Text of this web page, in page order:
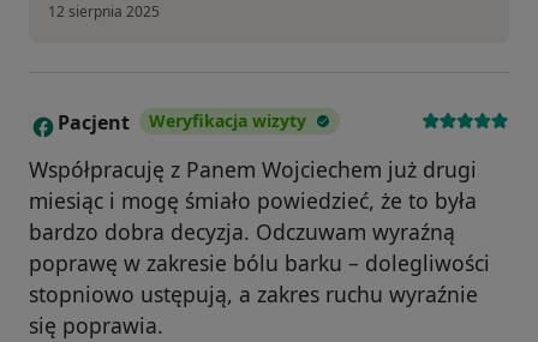
12 sierpnia 2025
P Pacjent Weryfikacja wizyty
Współpracuję z Panem Wojciechem już drugi
miesiąc i mogę śmiało powiedzieć, że to była
bardzo dobra decyzja. Odczuwam wyraźną
poprawę w zakresie bólu barku – dolegliwości
stopniowo ustępują, a zakres ruchu wyraźnie
się poprawia.